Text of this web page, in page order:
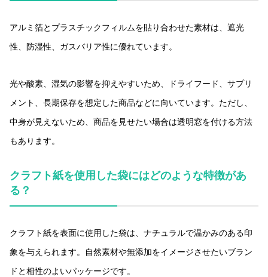
アルミ箔とプラスチックフィルムを貼り合わせた素材は、遮光
性、防湿性、ガスバリア性に優れています。
光や酸素、湿気の影響を抑えやすいため、ドライフード、サプリ
メント、長期保存を想定した商品などに向いています。ただし、
中身が見えないため、商品を見せたい場合は透明窓を付ける方法
もあります。
クラフト紙を使用した袋にはどのような特徴があ
る？
クラフト紙を表面に使用した袋は、ナチュラルで温かみのある印
象を与えられます。自然素材や無添加をイメージさせたいブラン
ドと相性のよいパッケージです。